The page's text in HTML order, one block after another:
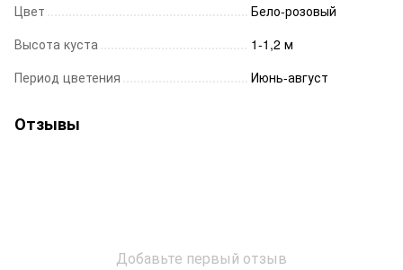
Цвет
Бело-розовый
Высота куста
1-1,2 м
Период цветения
Июнь-август
Отзывы
Добавьте первый отзыв